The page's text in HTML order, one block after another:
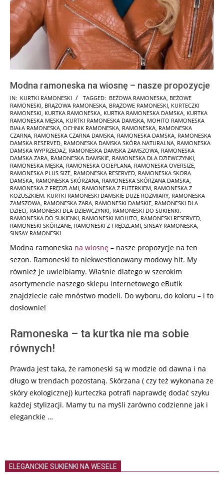
Modna ramoneska na wiosnę – nasze propozycje
2025-
01-
30
IN: KURTKI RAMONESKI TAGGED: BEŻOWA RAMONESKA BEŻOWE
RAMONESKI BRĄZOWA RAMONESKA BRĄZOWE RAMONESKI KURTECZKI
RAMONESKI KURTKA RAMONESKA KURTKA RAMONESKA DAMSKA KURTKA
RAMONESKA MĘSKA KURTKI RAMONESKA DAMSKA MOHITO RAMONESKA
BIAŁA RAMONESKA OCHNIK RAMONESKA RAMONESKA RAMONESKA
CZARNA RAMONESKA CZARNA DAMSKA RAMONESKA DAMSKA RAMONESKA
DAMSKA RESERVED RAMONESKA DAMSKA SKÓRA NATURALNA RAMONESKA
DAMSKA WYPRZEDAŻ RAMONESKA DAMSKA ZAMSZOWA RAMONESKA
DAMSKA ZARA RAMONESKA DAMSKIE RAMONESKA DLA DZIEWCZYNKI
RAMONESKA MĘSKA RAMONESKA OCIEPLANA RAMONESKA OVERSIZE
RAMONESKA PLUS SIZE RAMONESKA RESERVED RAMONESKA SKORA
DAMSKA RAMONESKA SKÓRZANA RAMONESKA SKÓRZANA DAMSKA
RAMONESKA Z FRĘDZLAMI RAMONESKA Z FUTERKIEM RAMONESKA Z
KOŻUSZKIEM. KURTKI RAMONESKI DAMSKIE DUŻE ROZMIARY RAMONESKA
ZAMSZOWA RAMONESKA ZARA RAMONESKI DAMSKIE RAMONESKI DLA
DZIECI RAMONESKI DLA DZIEWCZYNKI RAMONESKI DO SUKIENKI.
RAMONESKA DO SUKIENKI RAMONESKI MOHITO RAMONESKI RESERVED
RAMONESKI SKÓRZANE RAMONESKI Z FRĘDZLAMI SINSAY RAMONESKA
SINSAY RAMONESKI
Modna ramoneska na wiosnę – nasze propozycje na ten
sezon. Ramoneski to niekwestionowany modowy hit. My
również je uwielbiamy. Właśnie dlatego w szerokim
asortymencie naszego sklepu internetowego eButik
znajdziecie całe mnóstwo modeli. Do wyboru, do koloru – i to
dosłownie!
Ramoneska – ta kurtka nie ma sobie
równych!
Prawda jest taka, że ramoneski są w modzie od dawna i na
długo w trendach pozostaną. Skórzana ( czy też wykonana ze
skóry ekologicznej) kurteczka potrafi naprawdę dodać szyku
każdej stylizacji. Mamy tu na myśli zarówno codzienne jak i
eleganckie …
ELEGANCKIE SUKIENKI NA WESELE